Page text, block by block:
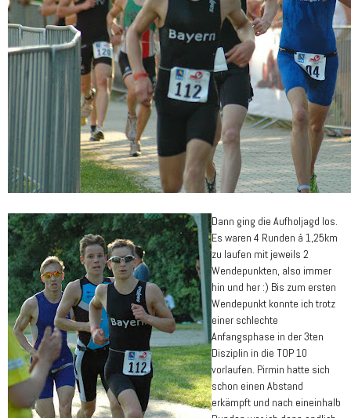
Dann ging die Aufholjagd los.
Es waren 4 Runden á 1,25km
zu laufen mit jeweils 2
Wendepunkten, also immer
hin und her :) Bis zum ersten
Wendepunkt konnte ich trotz
einer schlechte
Anfangsphase in der 3ten
Disziplin in die TOP 10
vorlaufen. Pirmin hatte sich
schon einen Abstand
erkämpft und nach eineinhalb